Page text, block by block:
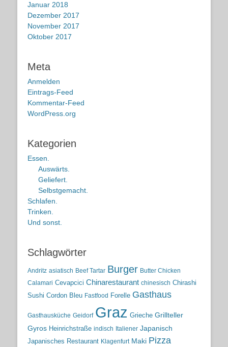
Januar 2018
Dezember 2017
November 2017
Oktober 2017
Meta
Anmelden
Eintrags-Feed
Kommentar-Feed
WordPress.org
Kategorien
Essen.
Auswärts.
Geliefert.
Selbstgemacht.
Schlafen.
Trinken.
Und sonst.
Schlagwörter
Andritz asiatisch Beef Tartar Burger Butter Chicken
Calamari Cevapcici Chinarestaurant chinesisch Chirashi
Sushi Cordon Bleu Fastfood Forelle Gasthaus
Gasthausküche Geidorf Graz Grieche Grillteller
Gyros Heinrichstraße indisch Italiener Japanisch
Japanisches Restaurant Klagenfurt Maki Pizza